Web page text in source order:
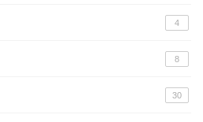
4
8
30